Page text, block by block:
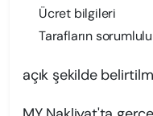
Ücret bilgileri
Tarafların
açık şekilde